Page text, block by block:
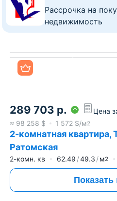
289 703 р. Цена
≈ 98 258 $ 1 572 $/м2
2-комнатная квартира,
Ратомская
2-комн. кв 62.49 49.3 м2
Рассрочка на
недвижимость